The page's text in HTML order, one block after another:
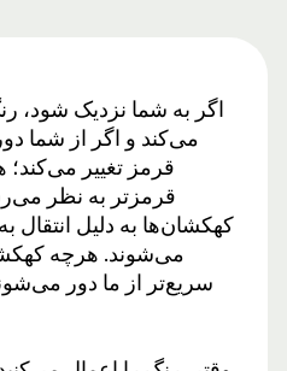
اگر به شما نزدیک شود،
می‌کند و اگر از شما
قرمز تغییر
قرمزتر به نظر
کهکشان‌ها به دلیل انتقال
می‌شوند. هرچه
سریع‌تر از ما دور